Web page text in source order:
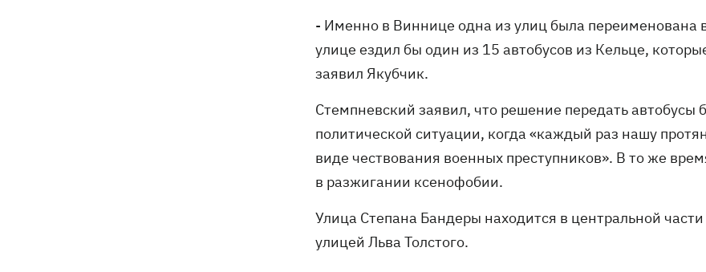
- Именно в Виннице одна из улиц была переименована
улице ездил бы один из 15 автобусов из Кельце,
заявил Якубчик.
Стемпневский заявил, что решение передать
политической ситуации, когда «каждый раз нашу
виде чествования военных преступников». В то же
в разжигании ксенофобии.
Улица Степана Бандеры находится в центральной
улицей Льва Толстого.